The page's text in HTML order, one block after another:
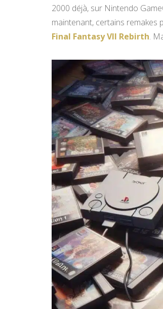
2000 déjà, sur Nintendo
maintenant, certains remakes
Final Fantasy VII Rebirth.